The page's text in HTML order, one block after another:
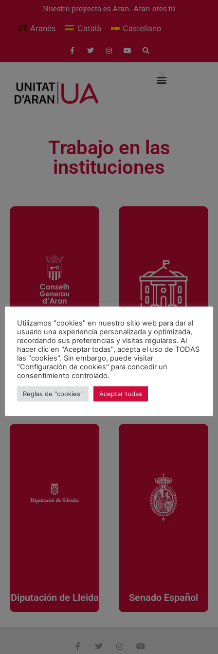
Nuestro proyecto es Aran. Aran eres tú
Aranés Català Castellano
Trabajo en las
instituciones
Conselh Generau
d'Aran
Ayuntamientos
Diputación de Lleida Senado Español
Utilizamos "cookies" en nuestro sitio web para dar al
usuario una experiencia personalizada y optimizada,
recordando sus preferencias y visitas regulares. Al
hacer clic en "Aceptar todas", acepta el uso de TODAS
las "cookies". Sin embargo, puede visitar
"Configuración de cookies" para concedir un
consentimiento controlado.
Reglas de "cookies" Aceptar todas